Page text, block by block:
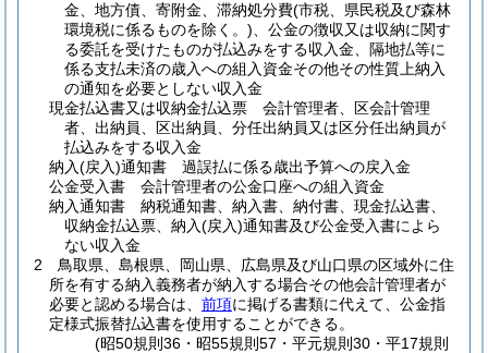
金、地方債、寄附金、滞納処分費(市税、県民税及び森林
環境税に係るものを除く。) 、公金の徴収又は収納に関す
る委託を受けたものが払込みをする収入金、隔地払等に
係る支払未済の歳入への組入資金その他その性質上納入
の通知を必要としない収入金
現金払込書又は収納金払込票 会計管理者、区会計管理
者、出納員、区出納員、分任出納員又は区分任出納員が
払込みをする収入金
納入(戻入)通知書 過誤払に係る歳出予算への戻入金
公金受入書 会計管理者の公金口座への組入資金
納入通知書 納税通知書、納入書、納付書、現金払込書、
収納金払込票、納入(戻入)通知書及び公金受入書によら
ない収入金
2
鳥取県、島根県、岡山県、広島県及び山口県の区域外に住
所を有する納入義務者が納入する場合その他会計管理者が
必要と認める場合は、 前項に掲げる書類に代えて、公金指
定様式振替払込書を使用することができる。
(昭50規則36・昭55規則57・平元規則30・平17規則